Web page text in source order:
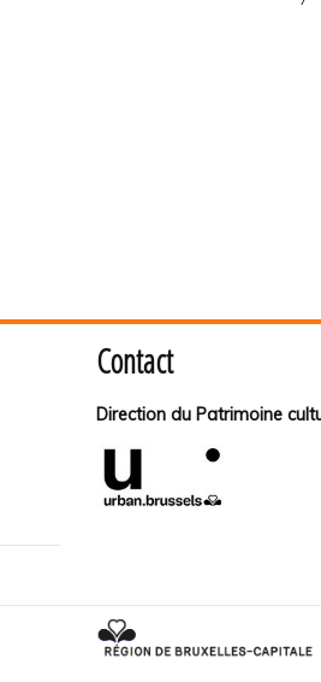
Contact
Direction du Patrimoine